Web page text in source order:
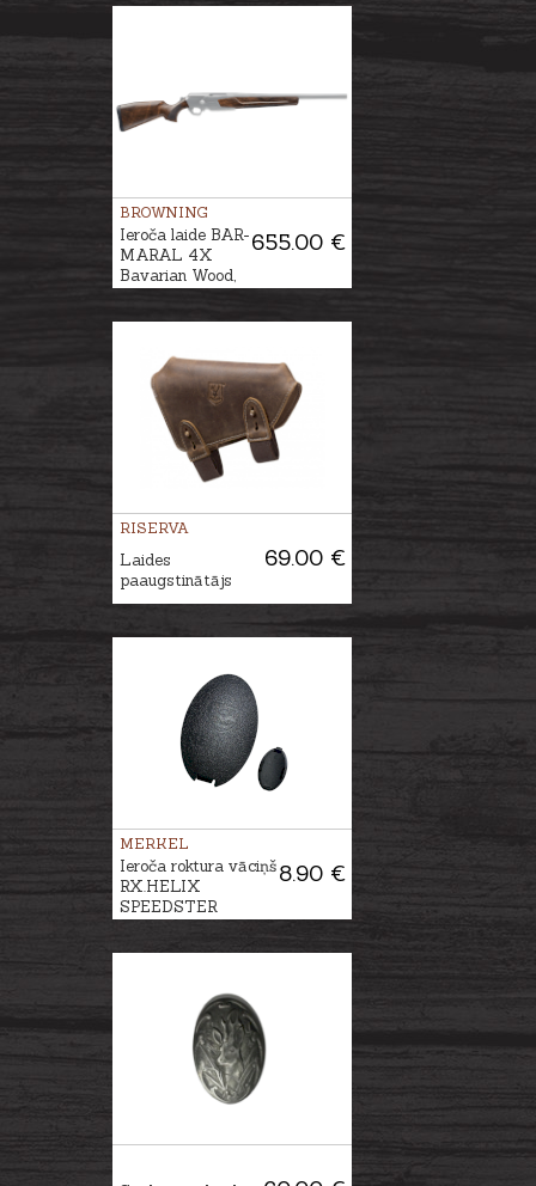
BROWNING
655.00 €
Ieroča laide BAR-
MARAL 4X
Bavarian Wood,
RISERVA
69.00 €
Laides
paaugstinātājs
MERKEL
8.90 €
Ieroča roktura vāciņš
RX.HELIX
SPEEDSTER